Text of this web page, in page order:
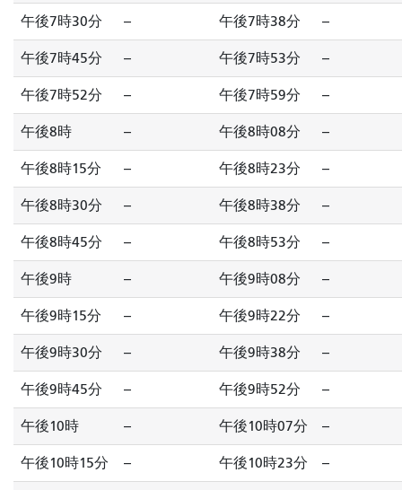
午後7時30分 -- 午後7時38分 --
午後7時45分 -- 午後7時53分 --
午後7時52分 -- 午後7時59分 --
午後8時 -- 午後8時08分 --
午後8時15分 -- 午後8時23分 --
午後8時30分 -- 午後8時38分 --
午後8時45分 -- 午後8時53分 --
午後9時 -- 午後9時08分 --
午後9時15分 -- 午後9時22分 --
午後9時30分 -- 午後9時38分 --
午後9時45分 -- 午後9時52分 --
午後10時 -- 午後10時07分 --
午後10時15分 -- 午後10時23分 --